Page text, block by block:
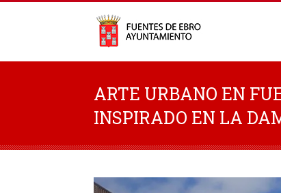
ARTE URBANO EN
INSPIRADO EN LA